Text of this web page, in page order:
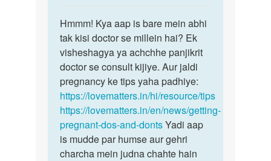
to
Apni
patni
ko
sex
kiya
hun…
by
ramesh
Hmmm!
Kya
aap
is
bare
mein…
Hmmm! Kya aap is bare mein abhi
tak kisi doctor se millein hai? Ek
visheshagya ya achchhe panjikrit
doctor se consult kijiye. Aur jaldi
pregnancy ke tips yaha padhiye:
https://lovematters.in/hi/resource/tips
https://lovematters.in/en/news/getting-
pregnant-dos-and-dontsYadi aap
is mudde par humse aur gehri
charcha mein judna chahte hain